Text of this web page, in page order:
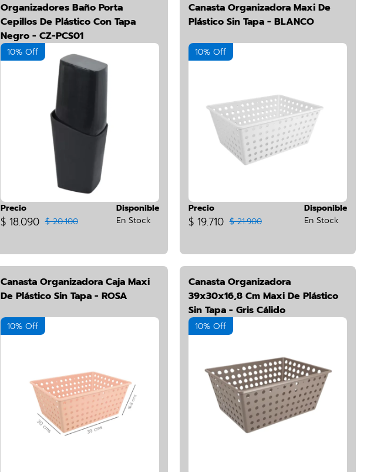
Organizadores Baño Porta
Cepillos De Plástico Con Tapa
Negro - CZ-PCS01
10% Off
Precio
$ 18.090 $ 20.100
Disponible
En Stock
Canasta Organizadora Maxi De
Plástico Sin Tapa - BLANCO
10% Off
Precio
$ 19.710 $ 21.900
Disponible
En Stock
Canasta Organizadora Caja Maxi
De Plástico Sin Tapa - ROSA
10% Off
Canasta Organizadora
39x30x16,8 Cm Maxi De Plástico
Sin Tapa - Gris Cálido
10% Off